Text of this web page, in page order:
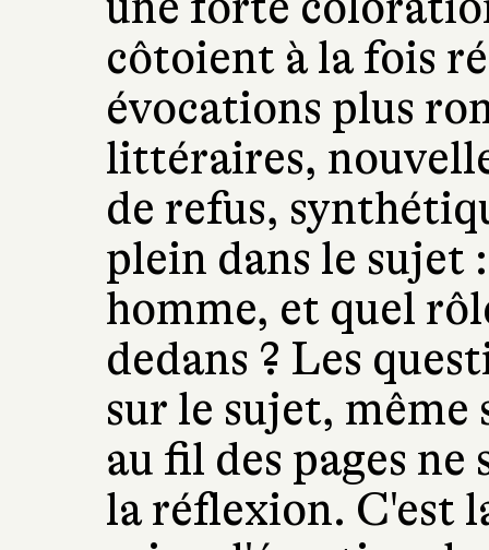
côtoient à la fois
évocations plus
littéraires,
de refus,
plein dans le sujet
homme, et quel
dedans ? Les
sur le sujet, même
au fil des pages
la réflexion. C'est